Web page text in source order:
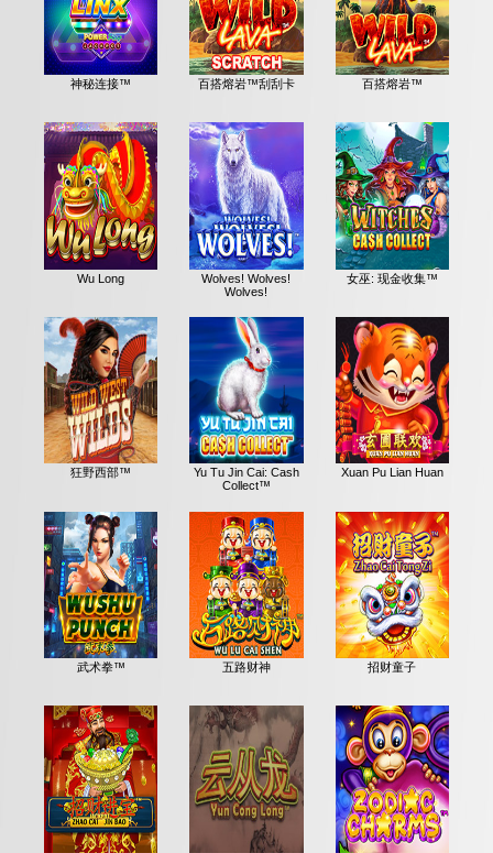
神秘连接™ 百搭熔岩™刮刮卡 百搭熔岩™
Wu Long
Wolves! Wolves!
Wolves!
女巫: 现金收集™
狂野西部™
Yu Tu Jin Cai: Cash
Collect™
Xuan Pu Lian Huan
武术拳™ 五路财神 招财童子